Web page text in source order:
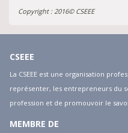
Copyright : 2016© CSEEE
CSEEE
La CSEEE est une organisation
représenter, les entrepreneurs du
profession et de promouvoir le
MEMBRE DE